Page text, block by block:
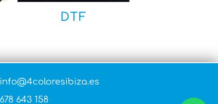
DTF
info@4coloresibiza.es
678 643 158